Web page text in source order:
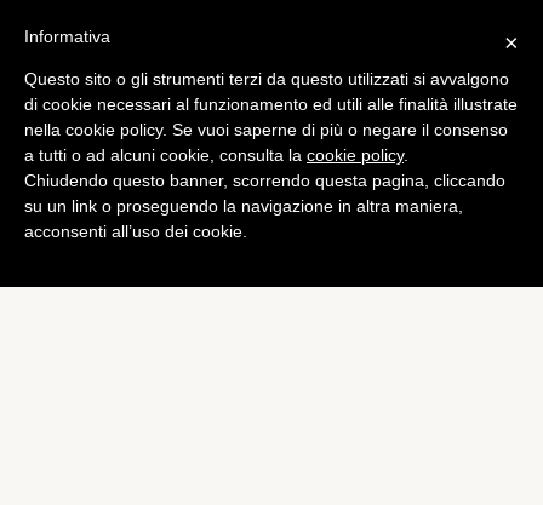
×
Informativa
Questo sito o gli strumenti terzi da questo utilizzati si avvalgono
di cookie necessari al funzionamento ed utili alle finalità illustrate
nella cookie policy. Se vuoi saperne di più o negare il consenso
a tutti o ad alcuni cookie, consulta la cookie policy.
Chiudendo questo banner, scorrendo questa pagina, cliccando
su un link o proseguendo la navigazione in altra maniera,
acconsenti all’uso dei cookie.